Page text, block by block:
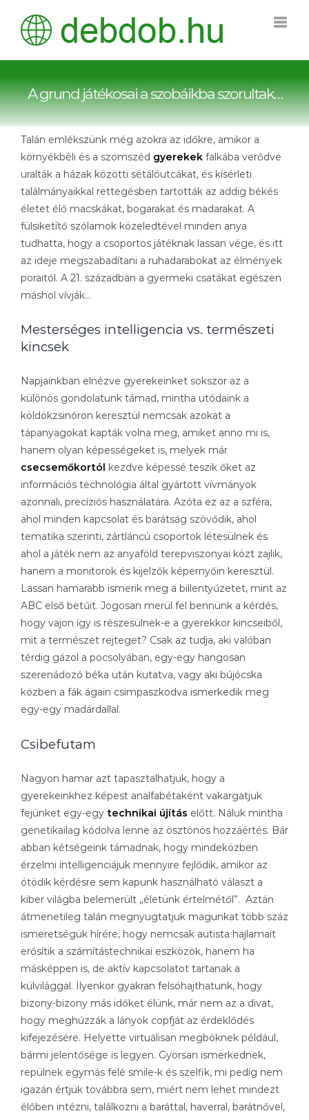
A grund játékosai a szobáikba szorultak…
Talán emlékszünk még azokra az időkre, amikor a
környékbéli és a szomszéd gyerekek falkába verődve
uralták a házak közötti sétálóutcákat, és kísérleti
találmányaikkal rettegésben tartották az addig békés
életet élő macskákat, bogarakat és madarakat. A
fülsiketítő szólamok közeledtével minden anya
tudhatta, hogy a csoportos játéknak lassan vége, és itt
az ideje megszabadítani a ruhadarabokat az élmények
poraitól. A 21. században a gyermeki csatákat egészen
máshol vívják…
Mesterséges intelligencia vs. természeti
kincsek
Napjainkban elnézve gyerekeinket sokszor az a
különös gondolatunk támad, mintha utódaink a
köldökzsinóron keresztül nemcsak azokat a
tápanyagokat kapták volna meg, amiket anno mi is,
hanem olyan képességeket is, melyek már
csecsemőkortól kezdve képessé teszik őket az
információs technológia által gyártott vívmányok
azonnali, precíziós használatára. Azóta ez az a szféra,
ahol minden kapcsolat és barátság szövődik, ahol
tematika szerinti, zártláncú csoportok létesülnek és
ahol a játék nem az anyaföld terepviszonyai közt zajlik,
hanem a monitorok és kijelzők képernyőin keresztül.
Lassan hamarabb ismerik meg a billentyűzetet, mint az
ABC első betűit. Jogosan merül fel bennünk a kérdés,
hogy vajon így is részesülnek-e a gyerekkor kincseiből,
mit a természet rejteget? Csak az tudja, aki valóban
térdig gázol a pocsolyában, egy-egy hangosan
szerenádozó béka után kutatva, vagy aki bújócska
közben a fák ágain csimpaszkodva ismerkedik meg
egy-egy madárdallal.
Csibefutam
Nagyon hamar azt tapasztalhatjuk, hogy a
gyerekeinkhez képest analfabétaként vakargatjuk
fejünket egy-egy technikai újítás előtt. Náluk mintha
genetikailag kódolva lenne az ösztönös hozzáértés. Bár
abban kétségeink támadnak, hogy mindeközben
érzelmi intelligenciájuk mennyire fejlődik, amikor az
ötödik kérdésre sem kapunk használható választ a
kiber világba belemerült „életünk értelmétől”. Aztán
átmenetileg talán megnyugtatjuk magunkat több száz
ismeretségük hírére, hogy nemcsak autista hajlamait
erősítik a számítástechnikai eszközök, hanem ha
másképpen is, de aktív kapcsolatot tartanak a
külvilággal. Ilyenkor gyakran felsóhajthatunk, hogy
bizony-bizony más időket élünk, már nem az a divat,
hogy meghúzzák a lányok copfját az érdeklődés
kifejezésére. Helyette virtuálisan megböknek például,
bármi jelentősége is legyen. Gyorsan ismerkednek,
repülnek egymás felé smile-k és szelfik, mi pedig nem
igazán értjük továbbra sem, miért nem lehet mindezt
élőben intézni, találkozni a baráttal, haverral, barátnővel,